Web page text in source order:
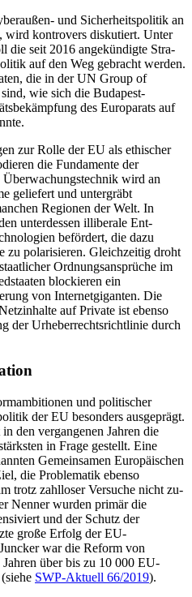
und Sicherheitspolitik an
wird kontrovers diskutiert. Unter
die seit 2016 angekündigte Stra­
auf den Weg gebracht werden.
die in der UN Group of
wie sich die Budapest-
des Europarats auf
zur Rolle der EU als ethischer
die Fundamente der
wird an
geliefert und untergräbt
Regionen der Welt. In
unterdessen illiberale Ent­
befördert, die dazu
zu polarisieren. Gleichzeitig droht
Ordnungsansprüche im
blockieren ein
von Internetgiganten. Die
auf Private ist ebenso
der Urheberrechtsrichtlinie durch
und politischer
der EU besonders aus­geprägt.
den vergangenen Jahren die
in Frage ge­stellt. Eine
Gemeinsamen Europäischen
die Proble­matik ebenso
trotz zahlloser Versuche nicht zu­
Nenner wurden primär die
und der Schutz der
große Erfolg der EU-
Juncker war die Reform von
über bis zu 10 000 EU-
SWP-Aktuell 66/2019).